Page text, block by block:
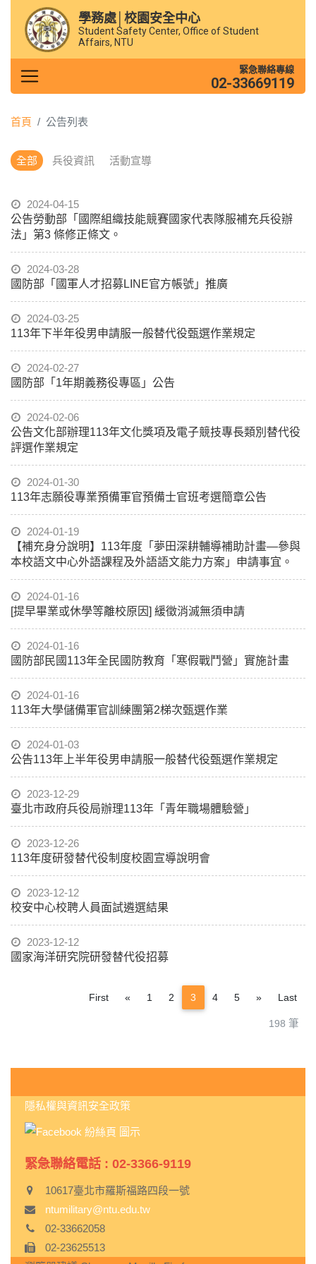
學務處│校園安全中心
Student Safety Center, Office of Student
Affairs, NTU
緊急聯絡專線
02-33669119
首頁 公告列表
全部 兵役資訊 活動宣導
2024-04-15
公告勞動部「國際組織技能競賽國家代表隊服補充兵役辦
法」第3 條修正條文。
2024-03-28
國防部「國軍人才招募LINE官方帳號」推廣
2024-03-25
113年下半年役男申請服一般替代役甄選作業規定
2024-02-27
國防部「1年期義務役專區」公告
2024-02-06
公告文化部辦理113年文化獎項及電子競技專長類別替代役
評選作業規定
2024-01-30
113年志願役專業預備軍官預備士官班考選簡章公告
2024-01-19
【補充身分說明】113年度「夢田深耕輔導補助計畫—參與
本校語文中心外語課程及外語語文能力方案」申請事宜。
2024-01-16
[提早畢業或休學等離校原因] 緩徵消滅無須申請
2024-01-16
國防部民國113年全民國防教育「寒假戰鬥營」實施計畫
2024-01-16
113年大學儲備軍官訓練團第2梯次甄選作業
2024-01-03
公告113年上半年役男申請服一般替代役甄選作業規定
2023-12-29
臺北市政府兵役局辦理113年「青年職場體驗營」
2023-12-26
113年度研發替代役制度校園宣導說明會
2023-12-12
校安中心校聘人員面試遴選結果
2023-12-12
國家海洋研究院研發替代役招募
198 筆
First « Previous
1 2 3 4 5 »NextLast
:::
隱私權與資訊安全政策
緊急聯絡電話 : 02-3366-9119
10617臺北市羅斯福路四段一號
ntumilitary@ntu.edu.tw
02-33662058
02-23625513